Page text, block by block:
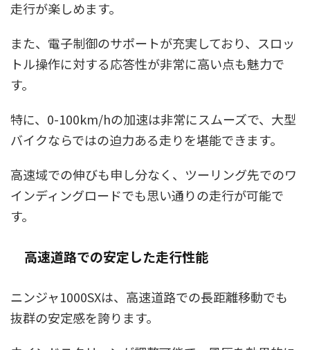
走行が楽しめます。
また、電子制御のサポートが充実しており、スロッ
トル操作に対する応答性が非常に高い点も魅力で
す。
特に、0-100km/hの加速は非常にスムーズで、大型
バイクならではの迫力ある走りを堪能できます。
高速域での伸びも申し分なく、ツーリング先でのワ
インディングロードでも思い通りの走行が可能で
す。
高速道路での安定した走行性能
ニンジャ1000SXは、高速道路での長距離移動でも
抜群の安定感を誇ります。